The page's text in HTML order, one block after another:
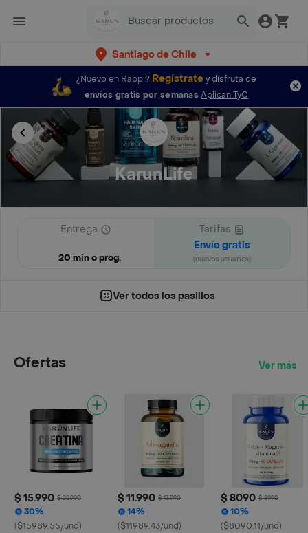
Santiago de Chile
¿Nuevo en Rappi? Regístratey disfruta de
envíos gratis por semanas Aplican TyC
KarunLife
Entrega
20 min o prog.
Tarifas
Envío gratis
(nuevos usuarios)
Ver todos los pasillos
Ofertas Ver más
$ 15.990 $ 22.990
30%
($15989.55/und)
$ 11.990 $ 13.990
14%
($11989.43/und)
$ 8090 $ 8990
10%
($8090.11/und)